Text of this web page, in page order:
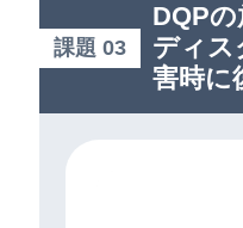
課題 03
DQP
ディス
害時に